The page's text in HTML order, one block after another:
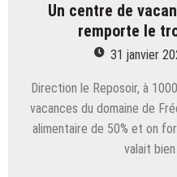
tout
pour
les
Un centre de
remporte le
31 janvier
Direction le Reposoir, à
vacances du domaine de
alimentaire de 50% et on
valait